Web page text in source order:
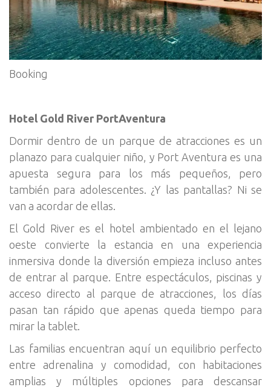
Booking
Hotel Gold River PortAventura
Dormir dentro de un parque de atracciones es un
planazo para cualquier niño, y Port Aventura es una
apuesta segura para los más pequeños, pero
también para adolescentes. ¿Y las pantallas? Ni se
van a acordar de ellas.
El Gold River es el hotel ambientado en el lejano
oeste convierte la estancia en una experiencia
inmersiva donde la diversión empieza incluso antes
de entrar al parque. Entre espectáculos, piscinas y
acceso directo al parque de atracciones, los días
pasan tan rápido que apenas queda tiempo para
mirar la tablet.
Las familias encuentran aquí un equilibrio perfecto
entre adrenalina y comodidad, con habitaciones
amplias y múltiples opciones para descansar